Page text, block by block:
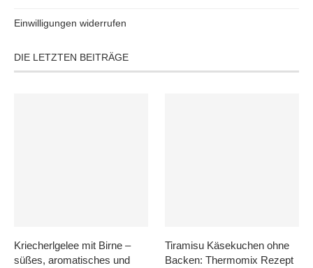
Einwilligungen widerrufen
DIE LETZTEN BEITRÄGE
Kriecherlgelee mit Birne –
süßes, aromatisches und
Tiramisu Käsekuchen ohne
Backen: Thermomix Rezept